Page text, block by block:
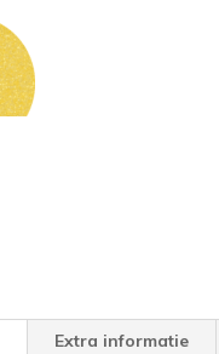
Extra informatie